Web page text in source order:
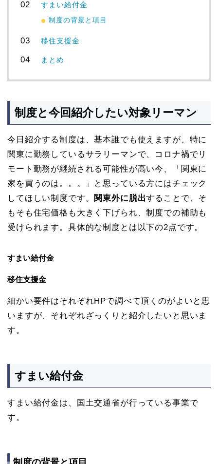
すまい給付金
制度の背景と項目
移住支援金
まとめ
制度と今回紹介したい対象リーマン
今日紹介する制度は、基本誰でも使えますが、特に
関東に勤務しているサラリーマンで、コロナ禍でリ
モート勤務が継続される可能性が高い今、「関東に
家を買うのは。。。」と思っている方にはチェック
してほしい制度です。 関東外に脱出することで、そ
もそも住宅価格も大きく下げられ、制度での補助も
受けられます。具体的な制度とは以下の2点です。
すまい給付金
移住支援金
細かい要件はそれぞれHPで調べて頂くのがよいと思
いますが、それぞれざっくりと紹介したいと思いま
す。
すまい給付金
すまい給付金は、国土交通省が行っている事業で
す。